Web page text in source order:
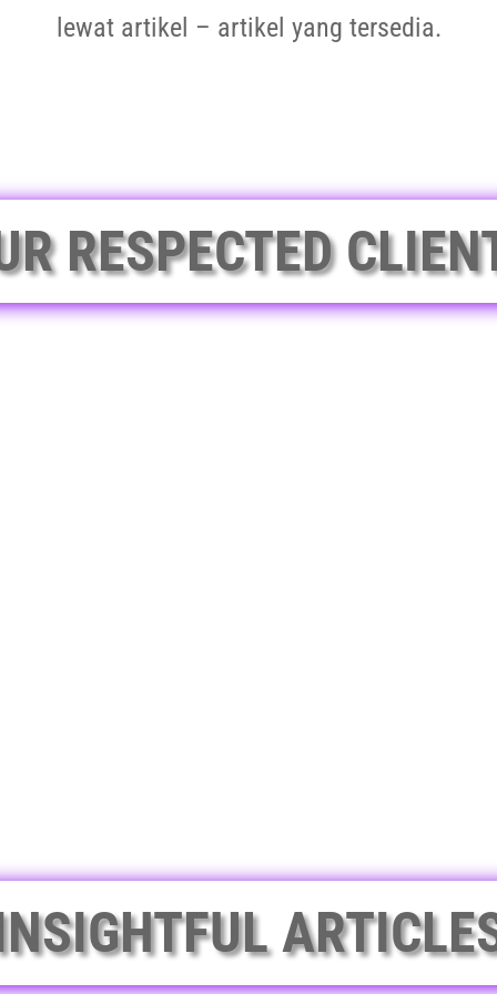
lewat artikel – artikel yang tersedia.
RESPECTED